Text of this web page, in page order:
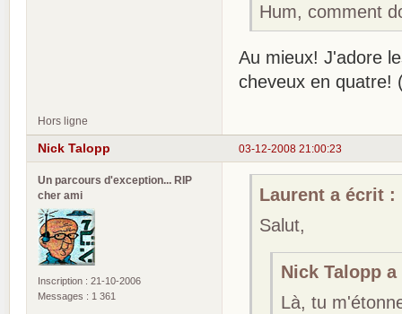
Hum, comment
Au mieux! J'adore
cheveux en quatre!
Hors ligne
03-12-2008 21:00:23
Nick Talopp
Un parcours d'exception... RIP
cher ami
Inscription : 21-10-2006
Messages : 1 361
Laurent a écrit :
Salut,
Nick Talopp
Là, tu